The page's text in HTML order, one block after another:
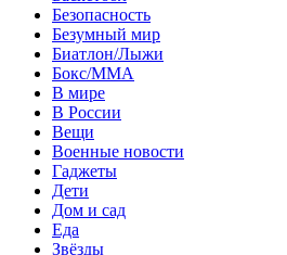
Безопасность
Безумный мир
Биатлон/Лыжи
Бокс/MMA
В мире
В России
Вещи
Военные новости
Гаджеты
Дети
Дом и сад
Еда
Звёзды